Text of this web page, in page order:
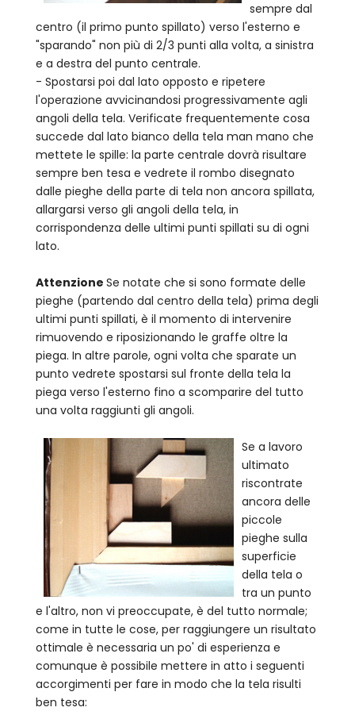
sempre dal
centro (il primo punto spillato) verso l'esterno e
"sparando" non più di 2/3 punti alla volta, a sinistra
e a destra del punto centrale.
- Spostarsi poi dal lato opposto e ripetere
l'operazione avvicinandosi progressivamente agli
angoli della tela. Verificate frequentemente cosa
succede dal lato bianco della tela man mano che
mettete le spille: la parte centrale dovrà risultare
sempre ben tesa e vedrete il rombo disegnato
dalle pieghe della parte di tela non ancora spillata,
allargarsi verso gli angoli della tela, in
corrispondenza delle ultimi punti spillati su di ogni
lato.
Attenzione Se notate che si sono formate delle
pieghe (partendo dal centro della tela) prima degli
ultimi punti spillati, è il momento di intervenire
rimuovendo e riposizionando le graffe oltre la
piega. In altre parole, ogni volta che sparate un
punto vedrete spostarsi sul fronte della tela la
piega verso l'esterno fino a scomparire del tutto
una volta raggiunti gli angoli.
Se a lavoro
ultimato
riscontrate
ancora delle
piccole
pieghe sulla
superficie
della tela o
tra un punto
e l'altro, non vi preoccupate, è del tutto normale;
come in tutte le cose, per raggiungere un risultato
ottimale è necessaria un po' di esperienza e
comunque è possibile mettere in atto i seguenti
accorgimenti per fare in modo che la tela risulti
ben tesa: